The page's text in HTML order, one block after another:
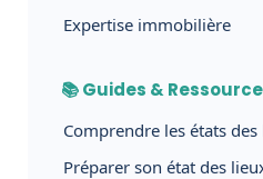
Expertise immobilière
📚 Guides &
Comprendre les états
Préparer son état des